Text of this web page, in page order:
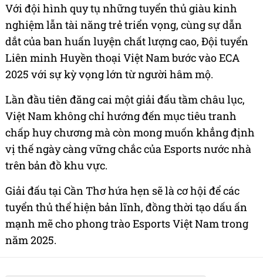
Với đội hình quy tụ những tuyển thủ giàu kinh
nghiệm lẫn tài năng trẻ triển vọng, cùng sự dẫn
dắt của ban huấn luyện chất lượng cao, Đội tuyển
Liên minh Huyền thoại Việt Nam bước vào ECA
2025 với sự kỳ vọng lớn từ người hâm mộ.
Lần đầu tiên đăng cai một giải đấu tầm châu lục,
Việt Nam không chỉ hướng đến mục tiêu tranh
chấp huy chương mà còn mong muốn khẳng định
vị thế ngày càng vững chắc của Esports nước nhà
trên bản đồ khu vực.
Giải đấu tại Cần Thơ hứa hẹn sẽ là cơ hội để các
tuyển thủ thể hiện bản lĩnh, đồng thời tạo dấu ấn
mạnh mẽ cho phong trào Esports Việt Nam trong
năm 2025.